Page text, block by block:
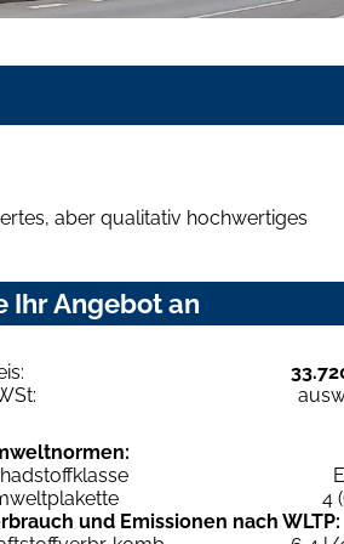
aber qualitativ hochwertiges
Ihr Angebot an
4
und Emissionen nach WLTP: